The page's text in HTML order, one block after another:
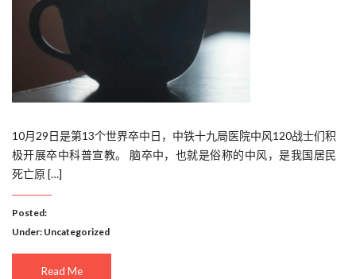
10月29日是第13个世界卒中日，中铁十九局医院中风120战士们积
极开展卒中科普宣教。 脑卒中，也就是俗称的中风，是我国居民
死亡原 […]
Posted:
Under: Uncategorized
Read Me